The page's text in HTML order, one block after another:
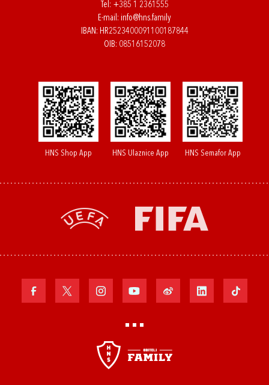
Tel: +385 1 2361555
E-mail: info@hns.family
IBAN: HR2523400091100187844
OIB: 08516152078
HNS Shop App HNS Ulaznice App HNS Semafor App